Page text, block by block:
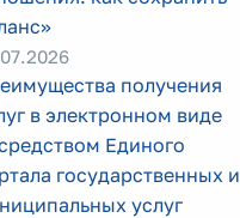
получения
в электронном виде
Единого
государственных и
услуг